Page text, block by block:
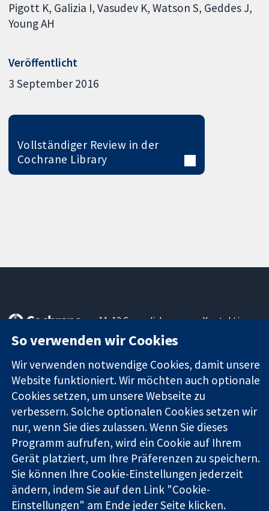
Pigott K Galizia I Vasudev K Watson S Geddes J
Young AH
Veröffentlicht
3 September 2016
Vollständiger Review in der
Cochrane Library
Zuverlässige
Informierte
Entscheidungen
Bessere
Gesundheit
11-13 Cavendish
Square
London
W1G0AN
Vereinigtes
Königreich
Kontaktieren
Pressestelle
Über uns
Cochrane
Library
Die Cochrane Collaboration ist eine gemeinützige Organisation
(Nr. 1045921) und in England und in Wales als eine Gesellschaft
mit beschränkter Haftung (Nr. 03044323) registriert.
Umsatzsteuer-Identifikationsnummer GB 718 2127 49.
So verwenden wir Cookies
Wir verwenden notwendige Cookies, damit unsere
Website funktioniert. Wir möchten auch optionale
Cookies setzen, um unsere Webseite zu
verbessern. Solche optionalen Cookies setzen wir
nur, wenn Sie dies zulassen. Wenn Sie dieses
Programm aufrufen, wird ein Cookie auf Ihrem
Gerät platziert, um Ihre Präferenzen zu speichern.
Sie können Ihre Cookie-Einstellungen jederzeit
ändern, indem Sie auf den Link "Cookie-
Einstellungen" am Ende jeder Seite klicken.